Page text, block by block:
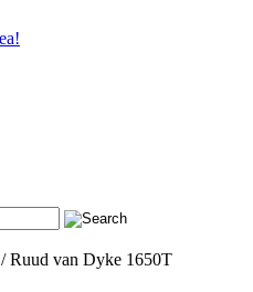
/ Ruud van Dyke 1650T